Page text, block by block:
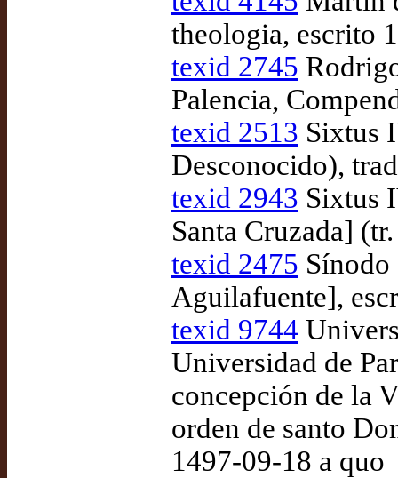
theologia, escrito
texid 2745
Palencia,
texid 2513 Sixtus
Desconocido),
texid 2943 Sixtus
Santa Cruzada]
texid 2475
Aguilafuente],
texid 9744
Universidad de
concepción de la
orden de santo
1497-09-18 a quo